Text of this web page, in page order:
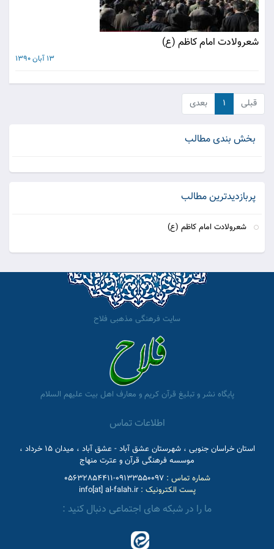
شعرولادت امام کاظم (ع)
13 آبان 1390
قبلی ۱ بعدی
بخش بندی مطالب
پربازدیدترین مطالب
شعرولادت امام کاظم (ع)
سایت فرهنگی مذهبی فلاح
پایگاه نشر و تبلیغ قرآن کریم و معارف اهل بیت علیهم السلام
اطلاعات تماس
استان خراسان جنوبی ، شهرستان عشق آباد - عشق آباد ، میدان 15 خرداد ،
موسسه فرهنگی قرآن و عترت منهاج
شماره تماس :09133550097-05632854411
پست الکترونیک :info[at] al-falah.ir
ما را در شبکه های اجتماعی دنبال کنید :